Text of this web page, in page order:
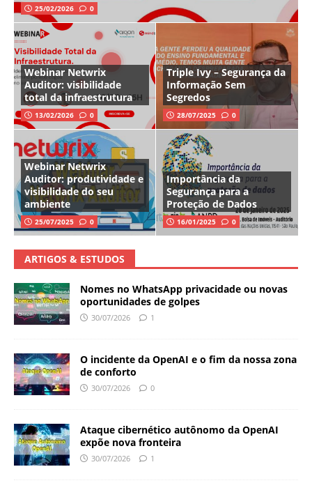
25/02/2026 0
Webinar Netwrix
Auditor: visibilidade
total da infraestrutura
13/02/2026 0
Triple Ivy – Segurança da
Informação Sem
Segredos
28/07/2025 0
Webinar Netwrix
Auditor: produtividade e
visibilidade do seu
ambiente
25/07/2025 0
Importância da
Segurança para a
Proteção de Dados
16/01/2025 0
ARTIGOS & ESTUDOS
Nomes no WhatsApp privacidade ou novas
oportunidades de golpes
30/07/2026 1
O incidente da OpenAI e o fim da nossa zona
de conforto
30/07/2026 0
Ataque cibernético autônomo da OpenAI
expõe nova fronteira
30/07/2026 1